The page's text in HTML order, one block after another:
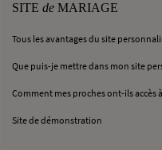
SITE de MARIAGE
Tous les avantages du site
Que puis-je mettre dans mon site
Comment mes proches ont-ils accès
Site de démonstration